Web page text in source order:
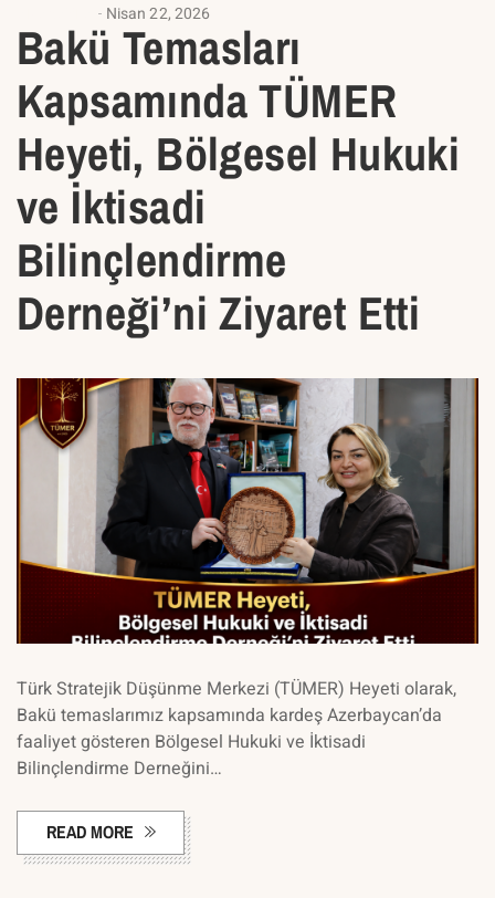
Nisan 22, 2026
Bakü Temasları
Kapsamında TÜMER
Heyeti, Bölgesel Hukuki
ve İktisadi
Bilinçlendirme
Derneği’ni Ziyaret Etti
Türk Stratejik Düşünme Merkezi (TÜMER) Heyeti olarak,
Bakü temaslarımız kapsamında kardeş Azerbaycan’da
faaliyet gösteren Bölgesel Hukuki ve İktisadi
Bilinçlendirme Derneğini…
READ MORE